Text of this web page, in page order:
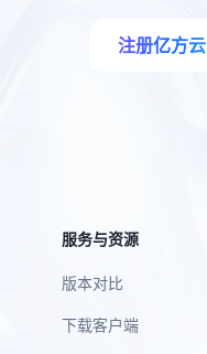
注册亿方云
服务与资源
版本对比
下载客户端